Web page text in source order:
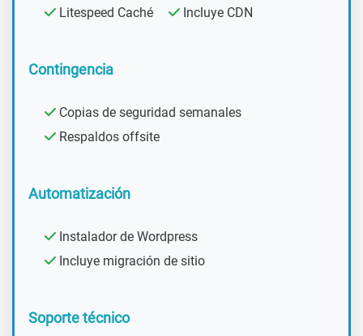
Litespeed Caché Incluye CDN
Contingencia
Copias de seguridad semanales
Respaldos offsite
Automatización
Instalador de Wordpress
Incluye migración de sitio
Soporte técnico